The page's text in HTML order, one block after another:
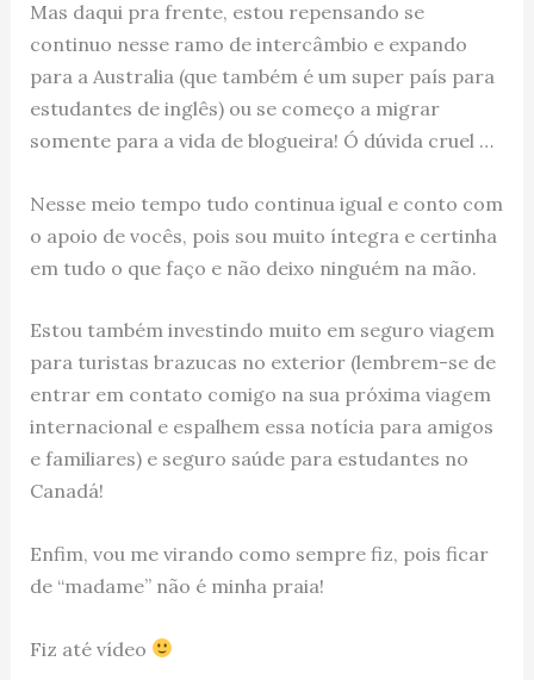
Mas daqui pra frente, estou repensando se
continuo nesse ramo de intercâmbio e expando
para a Australia (que também é um super país para
estudantes de inglês) ou se começo a migrar
somente para a vida de blogueira! Ó dúvida cruel …
Nesse meio tempo tudo continua igual e conto com
o apoio de vocês, pois sou muito íntegra e certinha
em tudo o que faço e não deixo ninguém na mão.
Estou também investindo muito em seguro viagem
para turistas brazucas no exterior (lembrem-se de
entrar em contato comigo na sua próxima viagem
internacional e espalhem essa notícia para amigos
e familiares) e seguro saúde para estudantes no
Canadá!
Enfim, vou me virando como sempre fiz, pois ficar
de “madame” não é minha praia!
Fiz até vídeo